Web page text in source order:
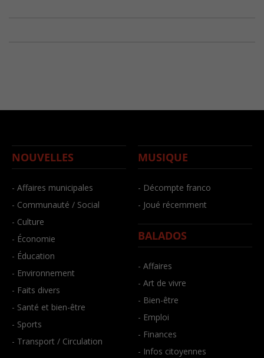
NOUVELLES
- Affaires municipales
- Communauté / Social
- Culture
- Économie
- Éducation
- Environnement
- Faits divers
- Santé et bien-être
- Sports
- Transport / Circulation
MUSIQUE
- Décompte franco
- Joué récemment
BALADOS
- Affaires
- Art de vivre
- Bien-être
- Emploi
- Finances
- Infos citoyennes